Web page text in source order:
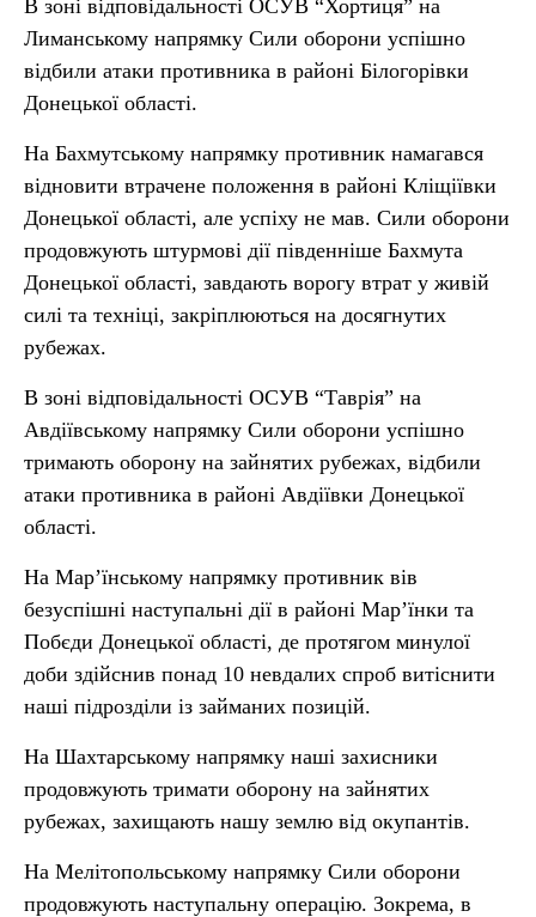
В зоні відповідальності ОСУВ “Хортиця” на
Лиманському напрямку Сили оборони успішно
відбили атаки противника в районі Білогорівки
Донецької області.
На Бахмутському напрямку противник намагався
відновити втрачене положення в районі Кліщіївки
Донецької області, але успіху не мав. Сили оборони
продовжують штурмові дії південніше Бахмута
Донецької області, завдають ворогу втрат у живій
силі та техніці, закріплюються на досягнутих
рубежах.
В зоні відповідальності ОСУВ “Таврія” на
Авдіївському напрямку Сили оборони успішно
тримають оборону на зайнятих рубежах, відбили
атаки противника в районі Авдіївки Донецької
області.
На Мар’їнському напрямку противник вів
безуспішні наступальні дії в районі Мар’їнки та
Побєди Донецької області, де протягом минулої
доби здійснив понад 10 невдалих спроб витіснити
наші підрозділи із займаних позицій.
На Шахтарському напрямку наші захисники
продовжують тримати оборону на зайнятих
рубежах, захищають нашу землю від окупантів.
На Мелітопольському напрямку Сили оборони
продовжують наступальну операцію. Зокрема, в